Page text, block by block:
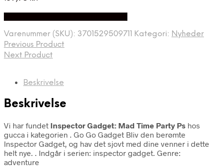
Varenummer (SKU): 3701529509711 Kategori: Nyheder
Previous Product
Next Product
Beskrivelse
Beskrivelse
Vi har fundet Inspector Gadget: Mad Time Party Ps hos
gucca i kategorien . Go Go Gadget Bliv den berømte
Inspector Gadget, og hav det sjovt med dine venner i dette
helt nye. . Indgår i serien: inspector gadget. Genre:
adventure